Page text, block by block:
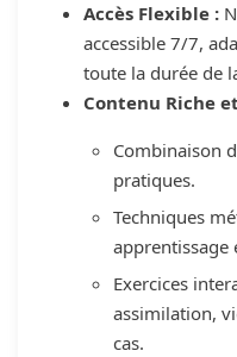
Accès Flexible :
accessible 7/7,
toute la durée de
Contenu Riche
Combinaison
pratiques.
Techniques
apprentissage
Exercices
assimilation,
cas.